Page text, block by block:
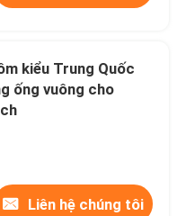
kiểu Trung Quốc
ống vuông cho
Liên hệ chúng tôi